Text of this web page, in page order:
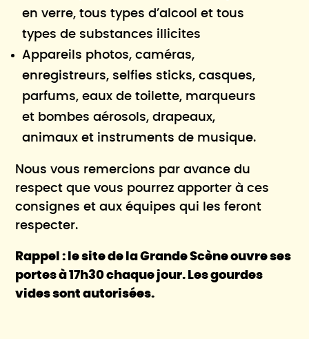
en verre, tous types d’alcool et tous
types de substances illicites
Appareils photos, caméras,
enregistreurs, selfies sticks, casques,
parfums, eaux de toilette, marqueurs
et bombes aérosols, drapeaux,
animaux et instruments de musique.
Nous vous remercions par avance du
respect que vous pourrez apporter à ces
consignes et aux équipes qui les feront
respecter.
Rappel : le site de la Grande Scène ouvre ses
portes à 17h30 chaque jour. Les gourdes
vides sont autorisées.